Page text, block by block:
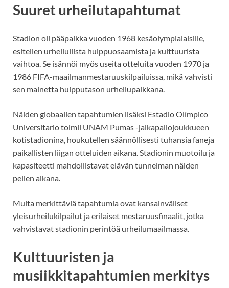
Suuret urheilutapahtumat
Stadion oli pääpaikka vuoden 1968 kesäolympialaisille,
esitellen urheilullista huippuosaamista ja kulttuurista
vaihtoa. Se isännöi myös useita otteluita vuoden 1970 ja
1986 FIFA-maailmanmestaruuskilpailuissa, mikä vahvisti
sen mainetta huipputason urheilupaikkana.
Näiden globaalien tapahtumien lisäksi Estadio Olímpico
Universitario toimii UNAM Pumas -jalkapallojoukkueen
kotistadionina, houkutellen säännöllisesti tuhansia faneja
paikallisten liigan otteluiden aikana. Stadionin muotoilu ja
kapasiteetti mahdollistavat elävän tunnelman näiden
pelien aikana.
Muita merkittäviä tapahtumia ovat kansainväliset
yleisurheilukilpailut ja erilaiset mestaruusfinaalit, jotka
vahvistavat stadionin perintöä urheilumaailmassa.
Kulttuuristen ja
musiikkitapahtumien merkitys